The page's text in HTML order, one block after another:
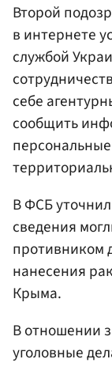
Второй
в интернете
службой
себе
сообщить
В ФСБ
сведения
противником
нанесения
Крыма.
В отношении
уголовные